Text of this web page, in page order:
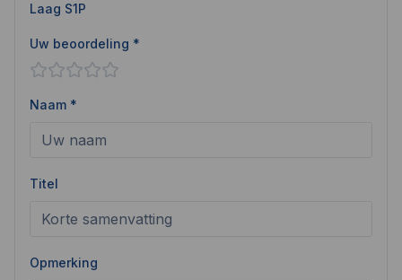
Laag S1P
Uw beoordeling *
Naam *
Titel
Opmerking